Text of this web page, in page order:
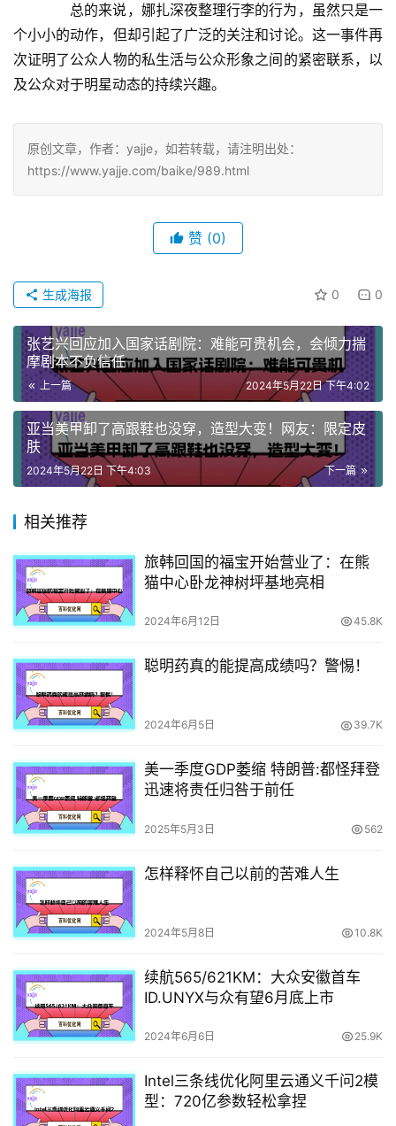
总的来说，娜扎深夜整理行李的行为，虽然只是一
个小小的动作，但却引起了广泛的关注和讨论。这一事件再
次证明了公众人物的私生活与公众形象之间的紧密联系，以
及公众对于明星动态的持续兴趣。
原创文章，作者：yajje，如若转载，请注明出处：
https://www.yajje.com/baike/989.html
赞 (0)
0 0
生成海报
张艺兴回应加入国家话剧院：难能可贵机会，会倾力揣
摩剧本不负信任
上一篇 2024年5月22日 下午4:02
亚当美甲卸了高跟鞋也没穿，造型大变！网友：限定皮
肤
下一篇
2024年5月22日 下午4:03
相关推荐
旅韩回国的福宝开始营业了：在熊
猫中心卧龙神树坪基地亮相
2024年6月12日 45.8K
聪明药真的能提高成绩吗？警惕！
2024年6月5日 39.7K
美一季度GDP萎缩 特朗普:都怪拜登
迅速将责任归咎于前任
2025年5月3日 562
怎样释怀自己以前的苦难人生
2024年5月8日 10.8K
续航565/621KM：大众安徽首车
ID.UNYX与众有望6月底上市
2024年6月6日 25.9K
Intel三条线优化阿里云通义千问2模
型：720亿参数轻松拿捏